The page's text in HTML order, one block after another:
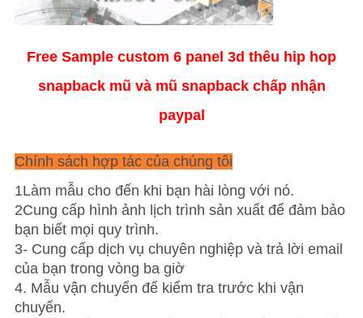
Free Sample custom 6 panel 3d thêu hip hop
snapback mũ và mũ snapback chấp nhận
paypal
Chính sách hợp tác của chúng tôi
1Làm mẫu cho đến khi bạn hài lòng với nó.
2Cung cấp hình ảnh lịch trình sản xuất để đảm bảo
bạn biết mọi quy trình.
3- Cung cấp dịch vụ chuyên nghiệp và trả lời email
của bạn trong vòng ba giờ
4. Mẫu vận chuyển để kiểm tra trước khi vận
chuyển.